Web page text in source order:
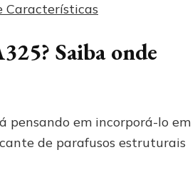
Características
Saiba onde
pensando em incorporá-lo em
de parafusos estruturais